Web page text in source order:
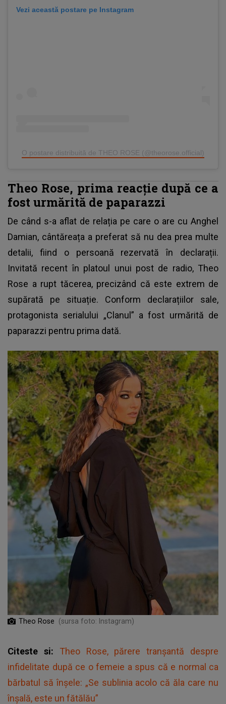
Vezi această postare pe Instagram
O postare distribuită de THEO ROSE (@theorose.official)
Theo Rose, prima reacție după ce a
fost urmărită de paparazzi
De când s-a aflat de relația pe care o are cu Anghel
Damian, cântăreața a preferat să nu dea prea multe
detalii, fiind o persoană rezervată în declarații.
Invitată recent în platoul unui post de radio, Theo
Rose a rupt tăcerea, precizând că este extrem de
supărată pe situație. Conform declarațiilor sale,
protagonista serialului „Clanul” a fost urmărită de
paparazzi pentru prima dată.
Theo Rose (sursa foto: Instagram)
Citeste si: Theo Rose, părere tranșantă despre
infidelitate după ce o femeie a spus că e normal ca
bărbatul să înșele: „Se sublinia acolo că ăla care nu
înșală, este un fătălău”